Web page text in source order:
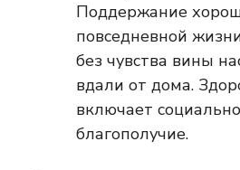
Поддержание
повседневной
без чувства вины
вдали от дома.
включает
благополучие.